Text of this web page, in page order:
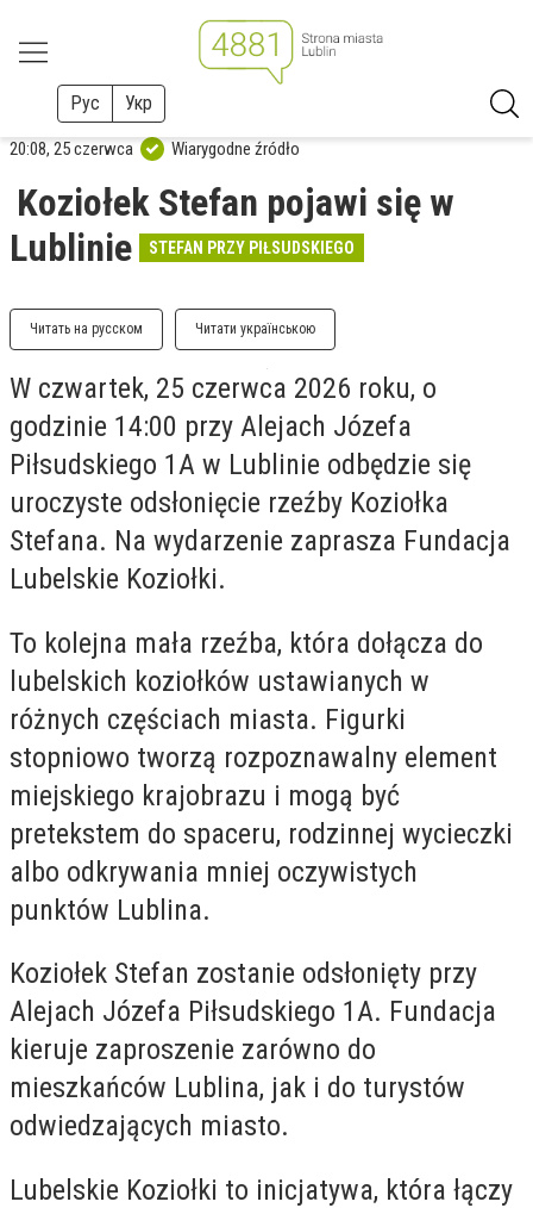
Рус Укр
20:08, 25 czerwca Wiarygodne źródło
Koziołek Stefan pojawi się w
Lublinie
STEFAN PRZY PIŁSUDSKIEGO
Читать на русском Читати українською
W czwartek, 25 czerwca 2026 roku, o
godzinie 14:00 przy Alejach Józefa
Piłsudskiego 1A w Lublinie odbędzie się
uroczyste odsłonięcie rzeźby Koziołka
Stefana. Na wydarzenie zaprasza Fundacja
Lubelskie Koziołki.
To kolejna mała rzeźba, która dołącza do
lubelskich koziołków ustawianych w
różnych częściach miasta. Figurki
stopniowo tworzą rozpoznawalny element
miejskiego krajobrazu i mogą być
pretekstem do spaceru, rodzinnej wycieczki
albo odkrywania mniej oczywistych
punktów Lublina.
Koziołek Stefan zostanie odsłonięty przy
Alejach Józefa Piłsudskiego 1A. Fundacja
kieruje zaproszenie zarówno do
mieszkańców Lublina, jak i do turystów
odwiedzających miasto.
Lubelskie Koziołki to inicjatywa, która łączy